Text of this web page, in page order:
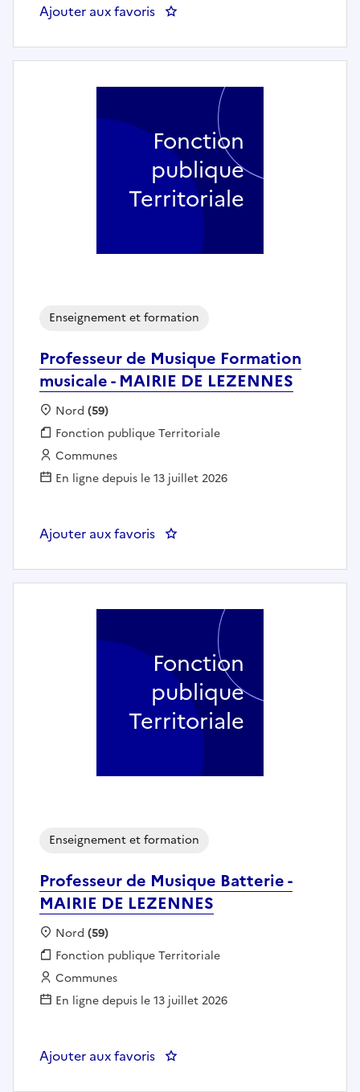
Ajouter aux favoris : Intervenant musical en milieu
Professeur de Musique Formation
musicale - MAIRIE DE LEZENNES
Enseignement et formation
Localisation :
Nord (59)
Fonction publique :
Fonction publique Territoriale
Employeur :
Communes
En ligne depuis le 13 juillet 2026
Ajouter aux favoris : Professeur de Musique
Fonction
publique
Territoriale
Professeur de Musique Batterie -
MAIRIE DE LEZENNES
Enseignement et formation
Localisation :
Nord (59)
Fonction publique :
Fonction publique Territoriale
Employeur :
Communes
En ligne depuis le 13 juillet 2026
Ajouter aux favoris : Professeur de Musique Batterie
Fonction
publique
Territoriale